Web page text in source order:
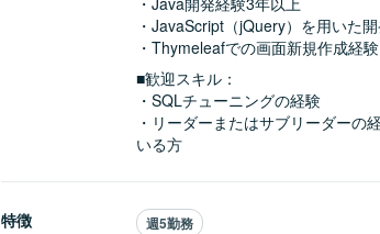
・JavaScript（jQuery）を用いた
・Thymeleafでの画面新規作成経
■歓迎スキル：
・SQLチューニングの経験
・リーダーまたはサブリーダーの
いる方
特徴 週5勤務